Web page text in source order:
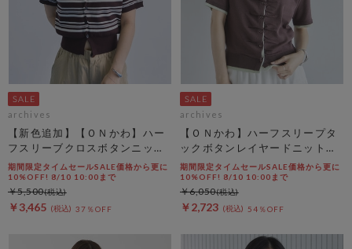
archives
【新色追加】【ＯＮかわ】ハー
フスリーブクロスボタンニット
カーディガン
期間限定タイムセールSALE価格から更に
10%OFF! 8/10 10:00まで
￥3,465 37％OFF
￥5,500
archives
【ＯＮかわ】ハーフスリープタ
ックボタンレイヤードニットカ
ーディガン
期間限定タイムセールSALE価格から更に
10%OFF! 8/10 10:00まで
￥2,723 54％OFF
￥6,050